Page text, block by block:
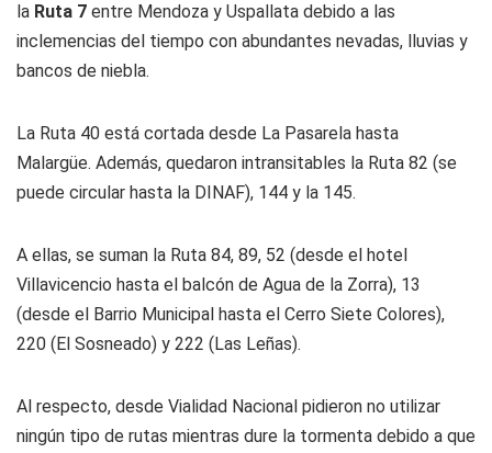
la Ruta 7 entre Mendoza y Uspallata debido a las
inclemencias del tiempo con abundantes nevadas, lluvias y
bancos de niebla.
La Ruta 40 está cortada desde La Pasarela hasta
Malargüe. Además, quedaron intransitables la Ruta 82 (se
puede circular hasta la DINAF), 144 y la 145.
A ellas, se suman la Ruta 84, 89, 52 (desde el hotel
Villavicencio hasta el balcón de Agua de la Zorra), 13
(desde el Barrio Municipal hasta el Cerro Siete Colores),
220 (El Sosneado) y 222 (Las Leñas).
Al respecto, desde Vialidad Nacional pidieron no utilizar
ningún tipo de rutas mientras dure la tormenta debido a que